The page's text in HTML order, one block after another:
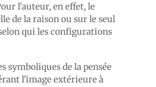
l'auteur, en effet, le
de la raison ou sur le seul
qui les configurations
symboliques de la pensée
l'image extérieure à